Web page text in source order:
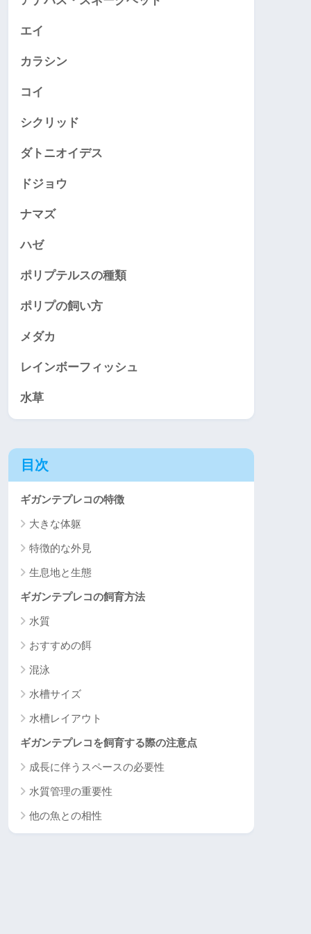
エイ
カラシン
コイ
シクリッド
ダトニオイデス
ドジョウ
ナマズ
ハゼ
ポリプテルスの種類
ポリプの飼い方
メダカ
レインボーフィッシュ
水草
目次
ギガンテプレコの特徴
大きな体躯
特徴的な外見
生息地と生態
ギガンテプレコの飼育方法
水質
おすすめの餌
混泳
水槽サイズ
水槽レイアウト
ギガンテプレコを飼育する際の注意点
成長に伴うスペースの必要性
水質管理の重要性
他の魚との相性